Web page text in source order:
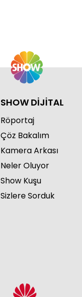
SHOW DİJİTAL
Röportaj
Çöz Bakalım
Kamera Arkası
Neler Oluyor
Show Kuşu
Sizlere Sorduk